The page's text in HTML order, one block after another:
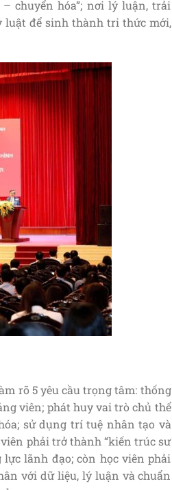
chuyển hóa”; nơi lý luận, trải
luật để sinh thành tri thức mới,
rõ 5 yêu cầu trọng tâm: thống
viên; phát huy vai trò chủ thể
sử dụng trí tuệ nhân tạo và
phải trở thành “kiến trúc sư
lãnh đạo; còn học viên phải
với dữ liệu, lý luận và chuẩn